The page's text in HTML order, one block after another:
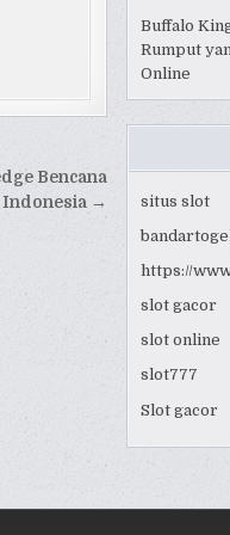
Bencana
Indonesia →
Buffalo
Rumput
Online
situs slot
https://
slot gacor
slot online
slot777
Slot gacor